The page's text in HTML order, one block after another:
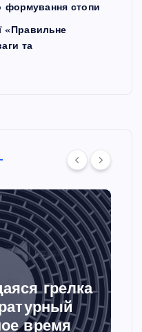
формування стопи
«Правильне
та
грелка
время